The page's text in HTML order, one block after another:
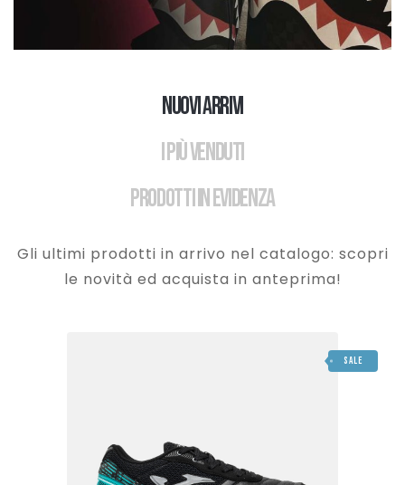
Nuovi Arrivi
I Più Venduti
Prodotti in Evidenza
Gli ultimi prodotti in arrivo nel catalogo: scopri
le novità ed acquista in anteprima!
SALE